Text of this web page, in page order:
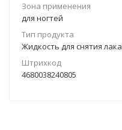
Зона применения
для ногтей
Тип продукта
Жидкость для снятия лака
Штрихкод
4680038240805